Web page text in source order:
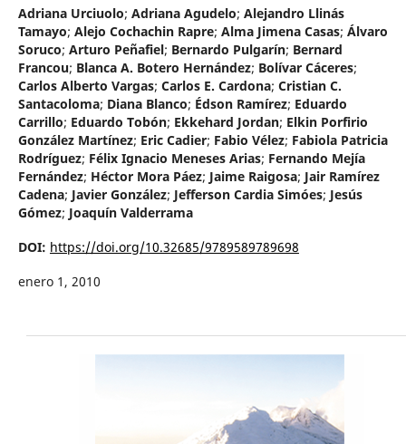
Adriana Urciuolo; Adriana Agudelo; Alejandro Llinás
Tamayo; Alejo Cochachin Rapre; Alma Jimena Casas; Álvaro
Soruco; Arturo Peñafiel; Bernardo Pulgarín; Bernard
Francou; Blanca A. Botero Hernández; Bolívar Cáceres;
Carlos Alberto Vargas; Carlos E. Cardona; Cristian C.
Santacoloma; Diana Blanco; Édson Ramírez; Eduardo
Carrillo; Eduardo Tobón; Ekkehard Jordan; Elkin Porfirio
González Martínez; Eric Cadier; Fabio Vélez; Fabiola Patricia
Rodríguez; Félix Ignacio Meneses Arias; Fernando Mejía
Fernández; Héctor Mora Páez; Jaime Raigosa; Jair Ramírez
Cadena; Javier González; Jefferson Cardia Simóes; Jesús
Gómez; Joaquín Valderrama
DOI: https://doi.org/10.32685/9789589789698
enero 1, 2010